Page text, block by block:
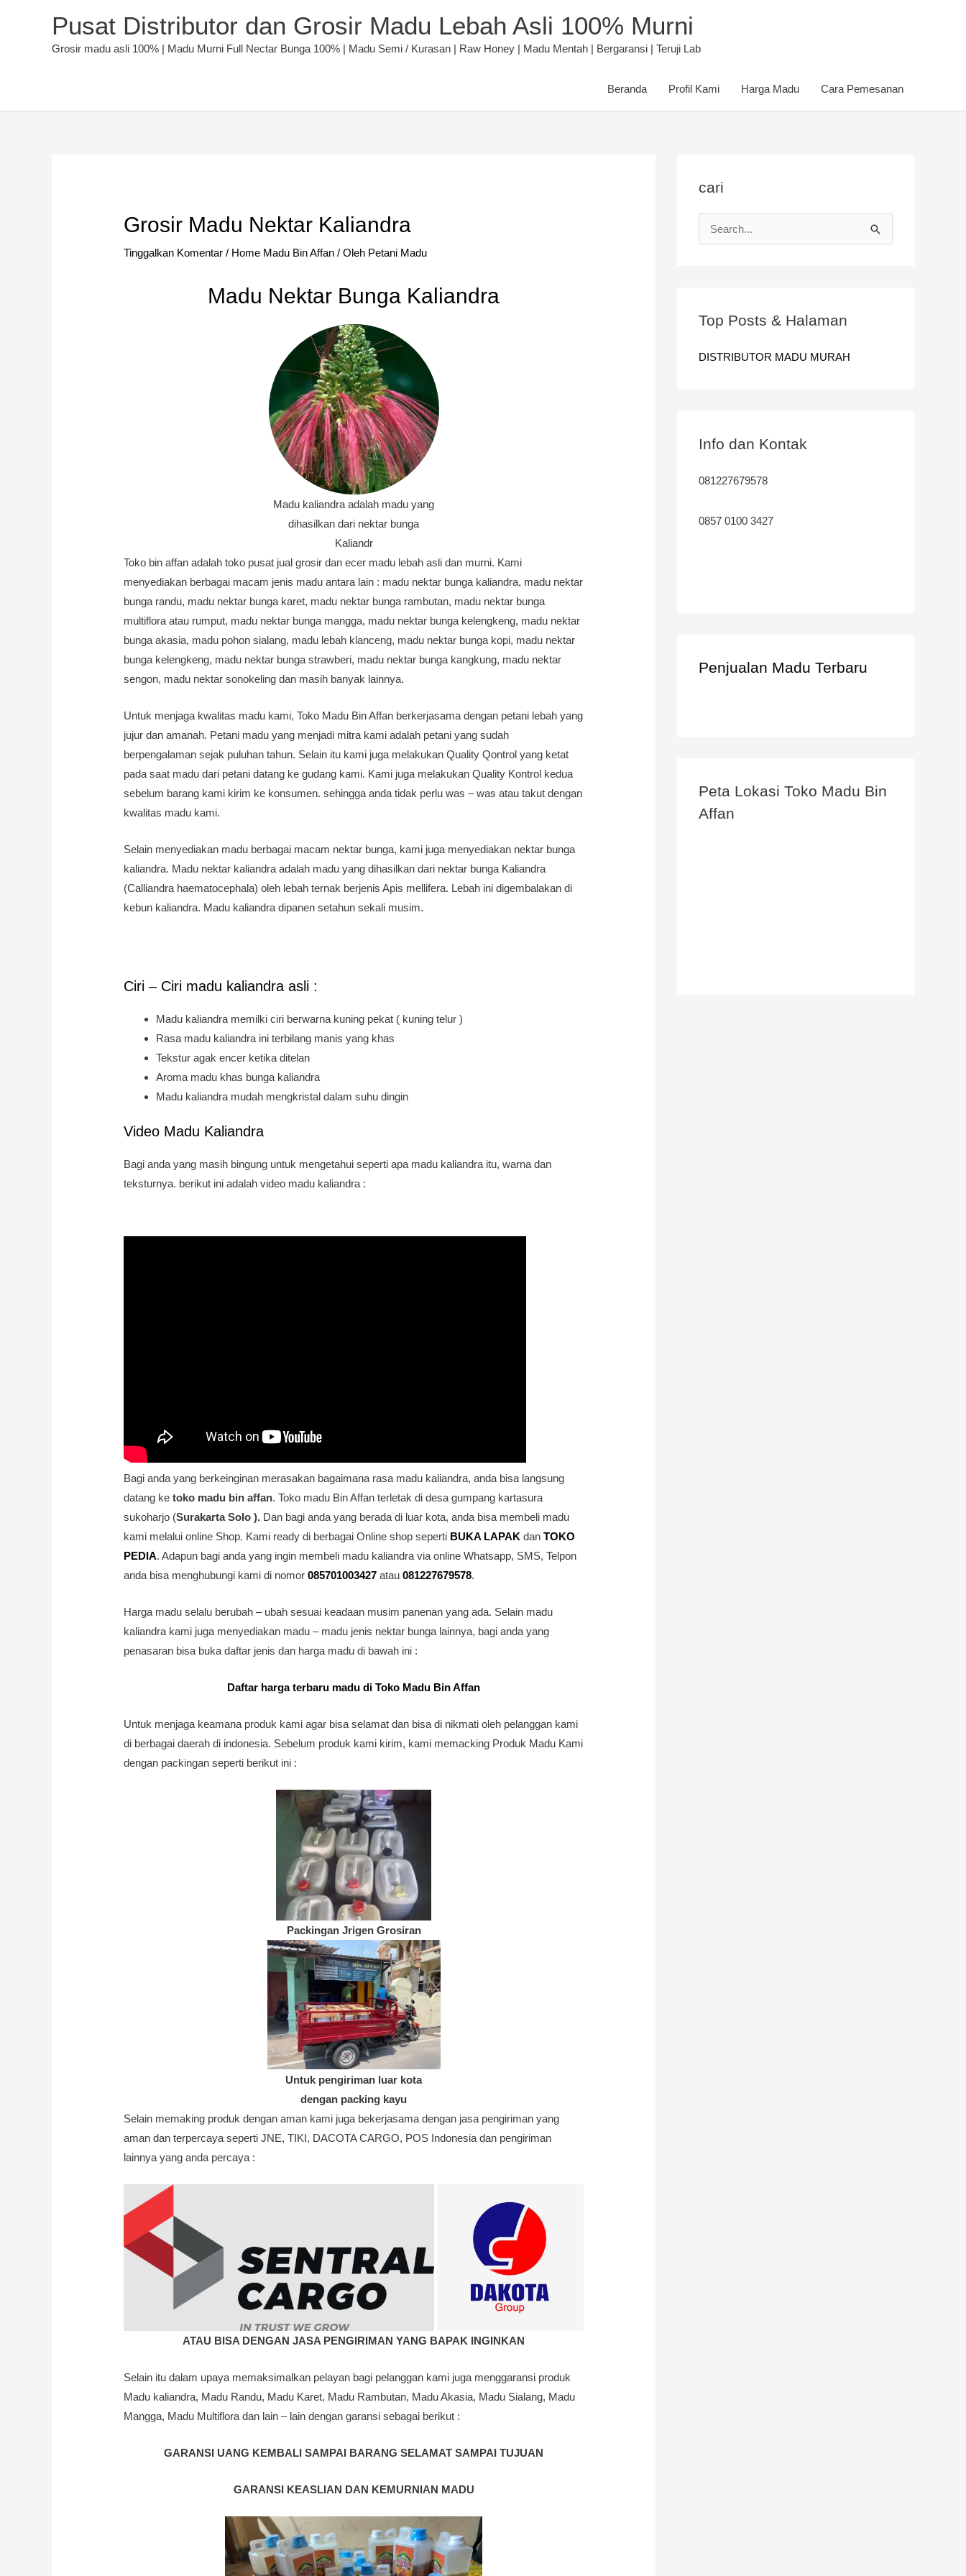
Pusat Distributor dan Grosir Madu Lebah Asli 100% Murni
Grosir madu asli 100% | Madu Murni Full Nectar Bunga 100% | Madu Semi / Kurasan | Raw Honey | Madu Mentah | Bergaransi | Teruji Lab
Beranda Profil Kami Harga Madu Cara Pemesanan
Grosir Madu Nektar Kaliandra
Tinggalkan Komentar / Home Madu Bin Affan / Oleh Petani Madu
Madu Nektar Bunga Kaliandra
Madu kaliandra adalah madu yang
dihasilkan dari nektar bunga
Kaliandr
Toko bin affan adalah toko pusat jual grosir dan ecer madu lebah asli dan murni. Kami
menyediakan berbagai macam jenis madu antara lain : madu nektar bunga kaliandra, madu nektar
bunga randu, madu nektar bunga karet, madu nektar bunga rambutan, madu nektar bunga
multiflora atau rumput, madu nektar bunga mangga, madu nektar bunga kelengkeng, madu nektar
bunga akasia, madu pohon sialang, madu lebah klanceng, madu nektar bunga kopi, madu nektar
bunga kelengkeng, madu nektar bunga strawberi, madu nektar bunga kangkung, madu nektar
sengon, madu nektar sonokeling dan masih banyak lainnya.
Untuk menjaga kwalitas madu kami, Toko Madu Bin Affan berkerjasama dengan petani lebah yang
jujur dan amanah. Petani madu yang menjadi mitra kami adalah petani yang sudah
berpengalaman sejak puluhan tahun. Selain itu kami juga melakukan Quality Qontrol yang ketat
pada saat madu dari petani datang ke gudang kami. Kami juga melakukan Quality Kontrol kedua
sebelum barang kami kirim ke konsumen. sehingga anda tidak perlu was – was atau takut dengan
kwalitas madu kami.
Selain menyediakan madu berbagai macam nektar bunga, kami juga menyediakan nektar bunga
kaliandra. Madu nektar kaliandra adalah madu yang dihasilkan dari nektar bunga Kaliandra
(Calliandra haematocephala) oleh lebah ternak berjenis Apis mellifera. Lebah ini digembalakan di
kebun kaliandra. Madu kaliandra dipanen setahun sekali musim.
Ciri – Ciri madu kaliandra asli :
Madu kaliandra memilki ciri berwarna kuning pekat ( kuning telur )
Rasa madu kaliandra ini terbilang manis yang khas
Tekstur agak encer ketika ditelan
Aroma madu khas bunga kaliandra
Madu kaliandra mudah mengkristal dalam suhu dingin
Video Madu Kaliandra
Bagi anda yang masih bingung untuk mengetahui seperti apa madu kaliandra itu, warna dan
teksturnya. berikut ini adalah video madu kaliandra :
Bagi anda yang berkeinginan merasakan bagaimana rasa madu kaliandra, anda bisa langsung
datang ketoko madu bin affan. Toko madu Bin Affan terletak di desa gumpang kartasura
sukoharjo (Surakarta Solo ). Dan bagi anda yang berada di luar kota, anda bisa membeli madu
kami melalui online Shop. Kami ready di berbagai Online shop seperti BUKA LAPAK danTOKO
PEDIA. Adapun bagi anda yang ingin membeli madu kaliandra via online Whatsapp, SMS, Telpon
anda bisa menghubungi kami di nomor085701003427 atau081227679578.
Harga madu selalu berubah – ubah sesuai keadaan musim panenan yang ada. Selain madu
kaliandra kami juga menyediakan madu – madu jenis nektar bunga lainnya, bagi anda yang
penasaran bisa buka daftar jenis dan harga madu di bawah ini :
Daftar harga terbaru madu di Toko Madu Bin Affan
Untuk menjaga keamana produk kami agar bisa selamat dan bisa di nikmati oleh pelanggan kami
di berbagai daerah di indonesia. Sebelum produk kami kirim, kami memacking Produk Madu Kami
dengan packingan seperti berikut ini :
Packingan Jrigen Grosiran
Untuk pengiriman luar kota
dengan packing kayu
Selain memaking produk dengan aman kami juga bekerjasama dengan jasa pengiriman yang
aman dan terpercaya seperti JNE, TIKI, DACOTA CARGO, POS Indonesia dan pengiriman
lainnya yang anda percaya :
ATAU BISA DENGAN JASA PENGIRIMAN YANG BAPAK INGINKAN
Selain itu dalam upaya memaksimalkan pelayan bagi pelanggan kami juga menggaransi produk
Madu kaliandra, Madu Randu, Madu Karet, Madu Rambutan, Madu Akasia, Madu Sialang, Madu
Mangga, Madu Multiflora dan lain – lain dengan garansi sebagai berikut :
GARANSI UANG KEMBALI SAMPAI BARANG SELAMAT SAMPAI TUJUAN
GARANSI KEASLIAN DAN KEMURNIAN MADU
cari
a
t
Top Posts & Halaman
DISTRIBUTOR MADU MURAH
Info dan Kontak
081227679578
0857 0100 3427
Penjualan Madu Terbaru
Peta Lokasi Toko Madu Bin
Affan